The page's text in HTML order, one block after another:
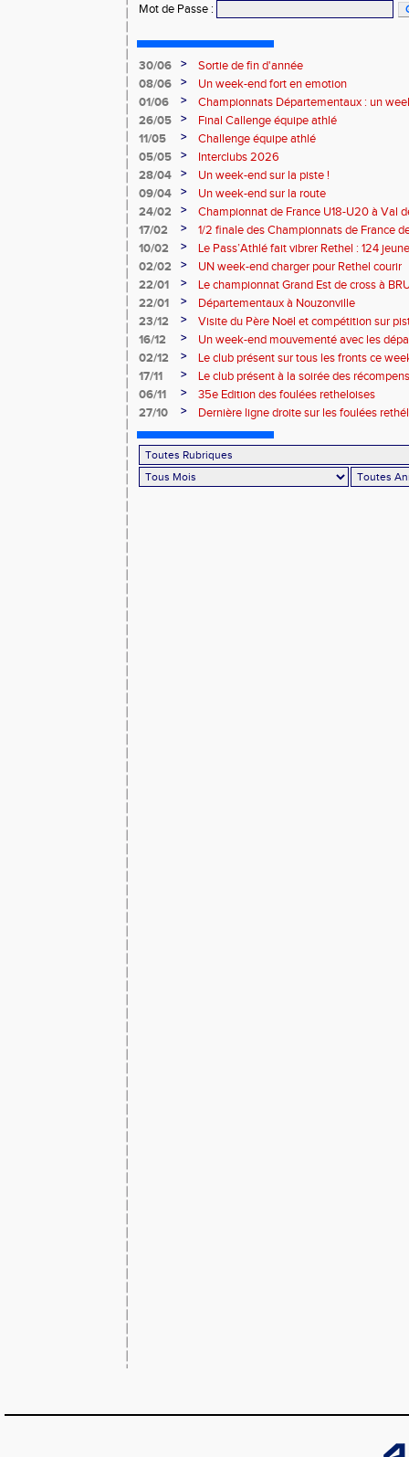
Mot de Passe :
30/06 >
Sortie de fin d'année
08/06
>
Un week-end fort en emotion
01/06
>
Championnats Départementaux : un
performances
26/05 >
Final Callenge équipe athlé
11/05
>
Challenge équipe athlé
05/05
>
Interclubs 2026
28/04
>
Un week-end sur la piste !
09/04
>
Un week-end sur la route
24/02
>
Championnat de France U18-U20 à Val
17/02
>
1/2 finale des Championnats de France
10/02
>
Le Pass’Athlé fait vibrer Rethel : 124
02/02
>
UN week-end charger pour Rethel courir
22/01
>
Le championnat Grand Est de cross à
22/01
>
Départementaux à Nouzonville
23/12
>
Visite du Père Noël et compétition sur
16/12
>
Un week-end mouvementé avec les
02/12
>
Le club présent sur tous les fronts ce
17/11
>
Le club présent à la soirée des
l’Atmosphère
06/11 >
35e Edition des foulées retheloises
27/10
> Dernière ligne droite sur les foulées